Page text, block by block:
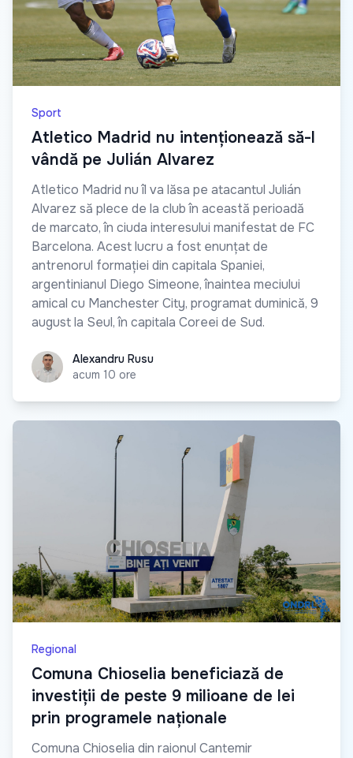
Sport
Atletico Madrid nu intenționează să-l
vândă pe Julián Alvarez
Atletico Madrid nu îl va lăsa pe atacantul Julián
Alvarez să plece de la club în această perioadă
de marcato, în ciuda interesului manifestat de FC
Barcelona. Acest lucru a fost enunțat de
antrenorul formației din capitala Spaniei,
argentinianul Diego Simeone, înaintea meciului
amical cu Manchester City, programat duminică, 9
august la Seul, în capitala Coreei de Sud.
Alexandru Rusu
Alexandru Rusu
acum 10 ore
Regional
Comuna Chioselia beneficiază de
investiții de peste 9 milioane de lei
prin programele naționale
Comuna Chioselia din raionul Cantemir